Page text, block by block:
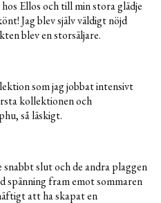
Ellos och till min stora glädje
Jag blev själv väldigt nöjd
blev en storsäljare.
som jag jobbat intensivt
kollektionen och
så läskigt.
slut och de andra plaggen
spänning fram emot sommaren
att ha skapat en